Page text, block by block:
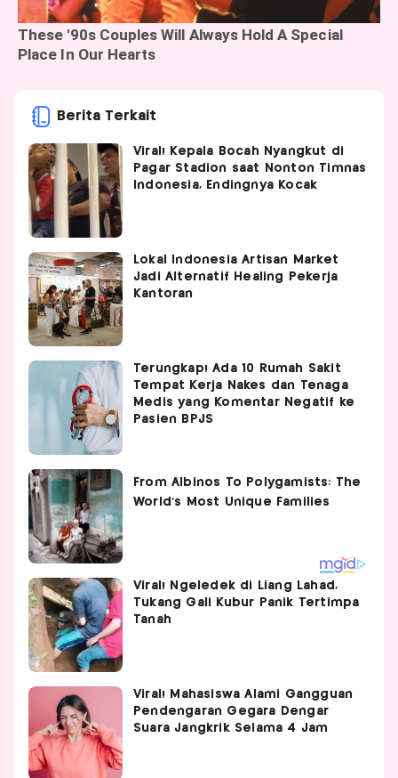
Berita Terkait
Viral! Kepala Bocah Nyangkut di
Pagar Stadion saat Nonton Timnas
Indonesia, Endingnya Kocak
Lokal Indonesia Artisan Market
Jadi Alternatif Healing Pekerja
Kantoran
Terungkap! Ada 10 Rumah Sakit
Tempat Kerja Nakes dan Tenaga
Medis yang Komentar Negatif ke
Pasien BPJS
Viral! Ngeledek di Liang Lahad,
Tukang Gali Kubur Panik Tertimpa
Tanah
Viral! Mahasiswa Alami Gangguan
Pendengaran Gegara Dengar
Suara Jangkrik Selama 4 Jam